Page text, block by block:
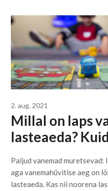
2. aug. 2021
Millal on laps
lasteaeda?
Paljud vanemad muretsevad:
aga vanemahüvitise aeg on
lasteaeda. Kas nii noorena